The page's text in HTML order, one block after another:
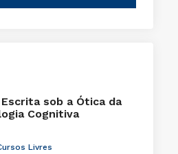
sob a Ótica da
Cognitiva
Livres